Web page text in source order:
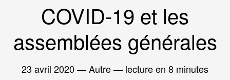
COVID-19 et les
assemblées générales
23 avril 2020— Autre — lecture en 8 minutes